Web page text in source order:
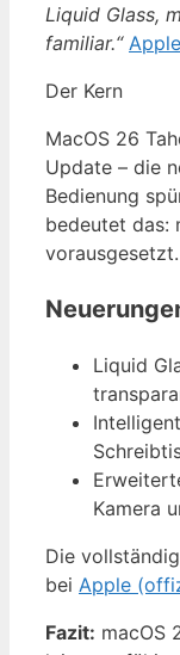
Liquid Glass,
familiar.“
Der Kern
MacOS 26
Update – die
Bedienung
bedeutet das:
vorausgesetzt.
Liquid
Kamera
Die
bei Apple
Fazit: macOS